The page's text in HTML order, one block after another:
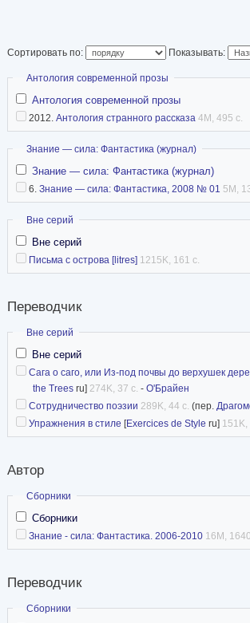
Сортировать по: Показывать:
Скрыть
Антология современной прозы
Антология современной прозы
2012. Антология странного рассказа 4M, 495 с.
Скрыть
Знание — сила: Фантастика (журнал)
Знание — сила: Фантастика (журнал)
6. Знание — сила: Фантастика, 2008 № 01 5M,
Скрыть
Вне серий
Вне серий
Письма с острова [litres] 1215K, 161 с.
Переводчик
Скрыть
Вне серий
Вне серий
Сага о саго, или Из-под почвы до верхушек
the Trees ru] 274K, 37 с. - О'Брайен
Сотрудничество поэзии 289K, 44 с. (пер.
Упражнения в стиле [Exercices de Style ru] 151K,
Автор
Скрыть
Сборники
Сборники
Знание - сила: Фантастика. 2006-2010 16M,
Переводчик
Скрыть
Сборники